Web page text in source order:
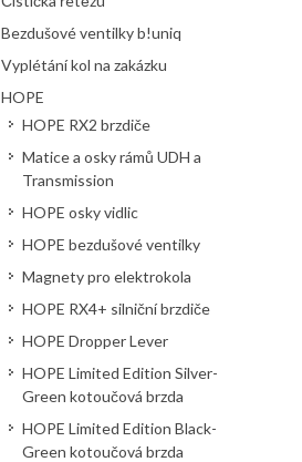
Bezdušové ventilky b!uniq
Vyplétání kol na zakázku
HOPE
HOPE RX2 brzdiče
Matice a osky rámů UDH a
Transmission
HOPE osky vidlic
HOPE bezdušové ventilky
Magnety pro elektrokola
HOPE RX4+ silniční brzdiče
HOPE Dropper Lever
HOPE Limited Edition Silver-
Green kotoučová brzda
HOPE Limited Edition Black-
Green kotoučová brzda